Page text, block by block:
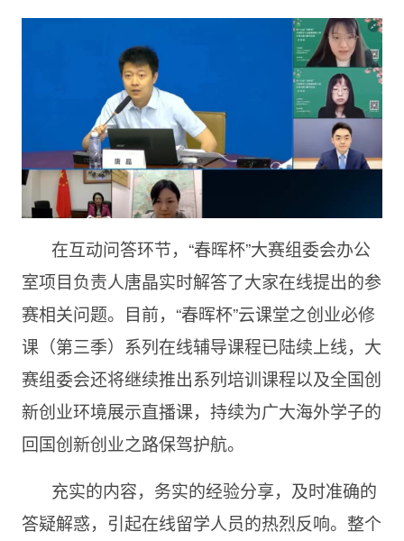
在互动问答环节，“春晖杯”大赛组委会办公
室项目负责人唐晶实时解答了大家在线提出的参
赛相关问题。目前，“春晖杯”云课堂之创业必修
课（第三季）系列在线辅导课程已陆续上线，大
赛组委会还将继续推出系列培训课程以及全国创
新创业环境展示直播课，持续为广大海外学子的
回国创新创业之路保驾护航。
充实的内容，务实的经验分享，及时准确的
答疑解惑，引起在线留学人员的热烈反响。整个